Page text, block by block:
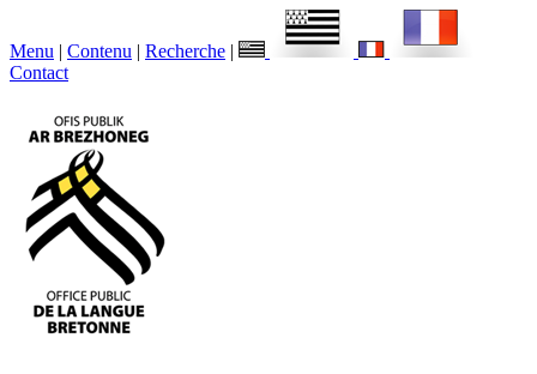
Menu | Contenu | Recherche |
Contact